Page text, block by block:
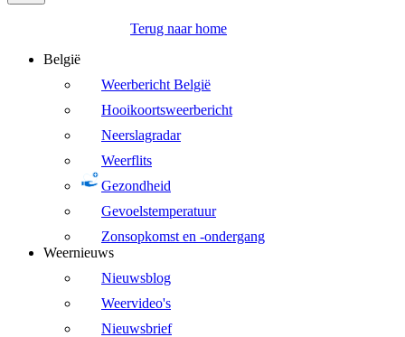
Terug naar home
België
Weerbericht België
Hooikoortsweerbericht
Neerslagradar
Weerflits
Gezondheid
Gevoelstemperatuur
Zonsopkomst en -ondergang
Weernieuws
Nieuwsblog
Weervideo's
Nieuwsbrief